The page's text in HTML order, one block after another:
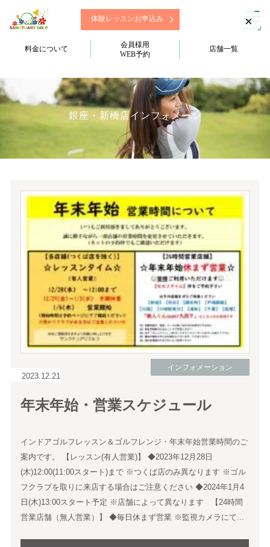
体験レッスンお申込み
料金について
会員様用
WEB予約
店舗一覧
銀座・新橋店インフォメーシ
2023.12.21
インフォメーション
年末年始・営業スケジュール
インドアゴルフレッスン＆ゴルフレンジ・年末年始営業時間のご
案内です。 【レッスン(有人営業)】 ◆2023年12月28日
(木)12:00(11:00スタート)まで ※つくば店のみ異なります ※ゴル
フクラブを取りに来店する場合はご注意ください ◆2024年1月4
日(木)13:00スタート予定 ※店舗によって異なります 【24時間
営業店舗（無人営業）】 ◆毎日休まず営業 ※監視カメラにて...
×